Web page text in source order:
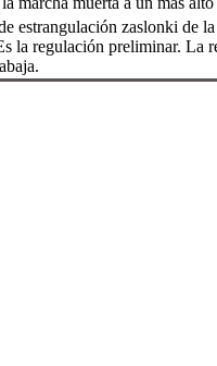
estrangulación zaslonki de
la regulación preliminar. La